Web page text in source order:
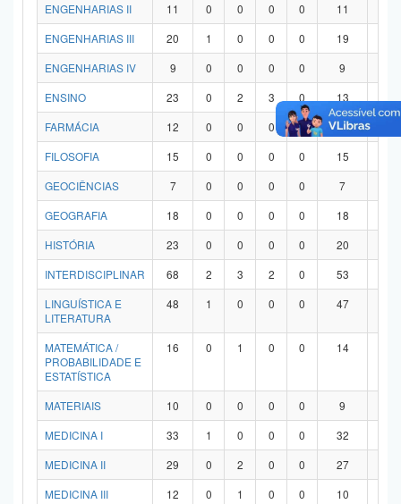
ENGENHARIAS II
11 0 0 0 0 11
ENGENHARIAS III
20 1 0 0 0 19
ENGENHARIAS IV
9 0 0 0 0 9
ENSINO
23 0 2 3 0 13
FARMÁCIA
12 0 0 0 0 12
FILOSOFIA
15 0 0 0 0 15
GEOCIÊNCIAS
7 0 0 0 0 7
GEOGRAFIA
18 0 0 0 0 18
HISTÓRIA
23 0 0 0 0 20
INTERDISCIPLINAR
68 2 3 2 0 53
LINGUÍSTICA E
LITERATURA
48 1 0 0 0 47
MATEMÁTICA /
PROBABILIDADE E
ESTATÍSTICA
16 0 1 0 0 14
MATERIAIS 10 0 0 0 0 9
MEDICINA I
33 1 0 0 0 32
MEDICINA II
29 0 2 0 0 27
MEDICINA III
12 0 1 0 0 10